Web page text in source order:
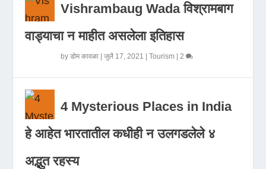
Vishrambaug Wada विश्रामबाग
वाड्याचा न माहीत असलेला इतिहास
byडोम कावळा |जुलै 17, 2021 |Tourism | 2
4 Mysterious Places in India
हे आहेत भारतातील कधीही न उलगडलेले ४
अद्भुत रहस्य